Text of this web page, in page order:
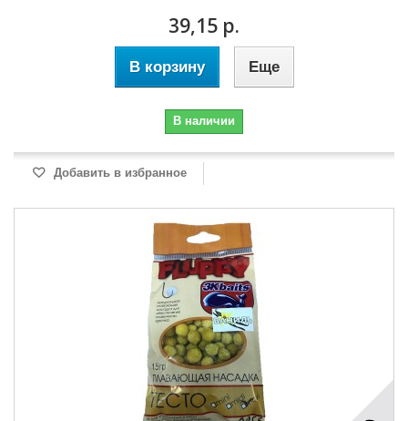
39,15 р.
В корзину Еще
В наличии
Добавить в избранное